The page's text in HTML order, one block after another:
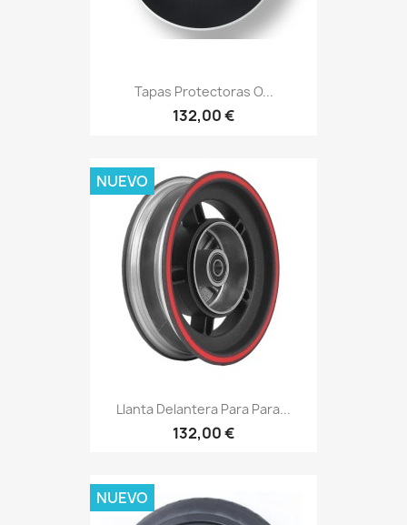
Tapas Protectoras O...
132,00 €
Llanta Delantera Para Para...
132,00 €
NUEVO
NUEVO